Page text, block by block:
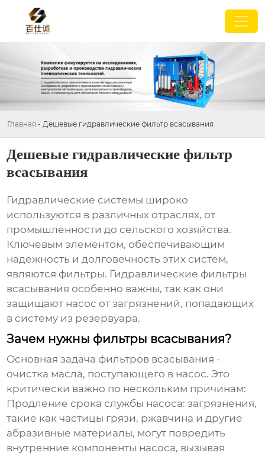
Главная - Дешевые гидравлические фильтр всасывания
Дешевые гидравлические фильтр
всасывания
Гидравлические системы широко
используются в различных отраслях, от
промышленности до сельского хозяйства.
Ключевым элементом, обеспечивающим
надежность и долговечность этих систем,
являются фильтры. Гидравлические фильтры
всасывания особенно важны, так как они
защищают насос от загрязнений, попадающих
в систему из резервуара.
Зачем нужны фильтры всасывания?
Основная задача фильтров всасывания -
очистка масла, поступающего в насос. Это
критически важно по нескольким причинам:
Продление срока службы насоса: загрязнения,
такие как частицы грязи, ржавчина и другие
абразивные материалы, могут повредить
внутренние компоненты насоса, вызывая